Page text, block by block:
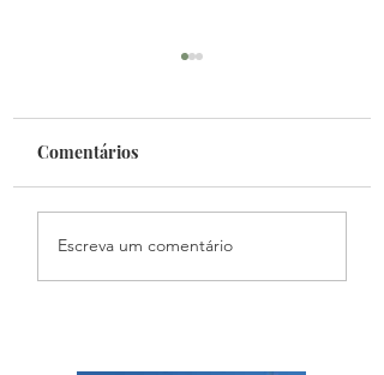
Podcast Primeiro
Comentários
Escreva um comentário